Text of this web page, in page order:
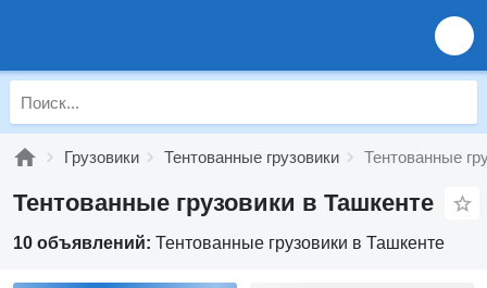
Грузовики Тентованные грузовики Тентованные
Тентованные грузовики в Ташкенте
10 объявлений: Тентованные грузовики в Ташкенте